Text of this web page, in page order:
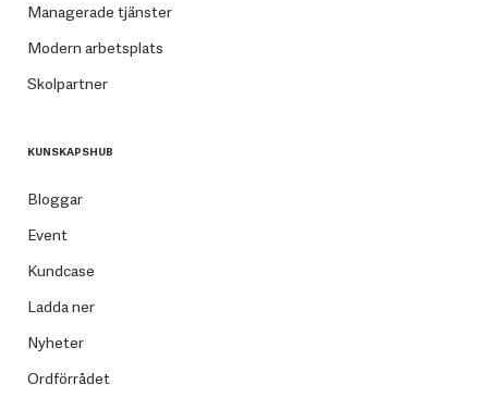
Managerade tjänster
Modern arbetsplats
Skolpartner
KUNSKAPSHUB
Bloggar
Event
Kundcase
Ladda ner
Nyheter
Ordförrådet